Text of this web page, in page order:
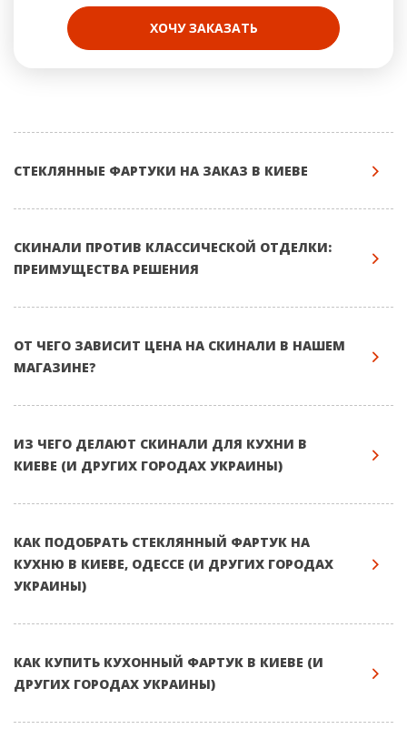
ХОЧУ ЗАКАЗАТЬ
СТЕКЛЯННЫЕ ФАРТУКИ НА ЗАКАЗ В КИЕВЕ
СКИНАЛИ ПРОТИВ КЛАССИЧЕСКОЙ ОТДЕЛКИ:
ПРЕИМУЩЕСТВА РЕШЕНИЯ
ОТ ЧЕГО ЗАВИСИТ ЦЕНА НА СКИНАЛИ В НАШЕМ
МАГАЗИНЕ?
ИЗ ЧЕГО ДЕЛАЮТ СКИНАЛИ ДЛЯ КУХНИ В
КИЕВЕ (И ДРУГИХ ГОРОДАХ УКРАИНЫ)
КАК ПОДОБРАТЬ СТЕКЛЯННЫЙ ФАРТУК НА
КУХНЮ В КИЕВЕ, ОДЕССЕ (И ДРУГИХ ГОРОДАХ
УКРАИНЫ)
КАК КУПИТЬ КУХОННЫЙ ФАРТУК В КИЕВЕ (И
ДРУГИХ ГОРОДАХ УКРАИНЫ)